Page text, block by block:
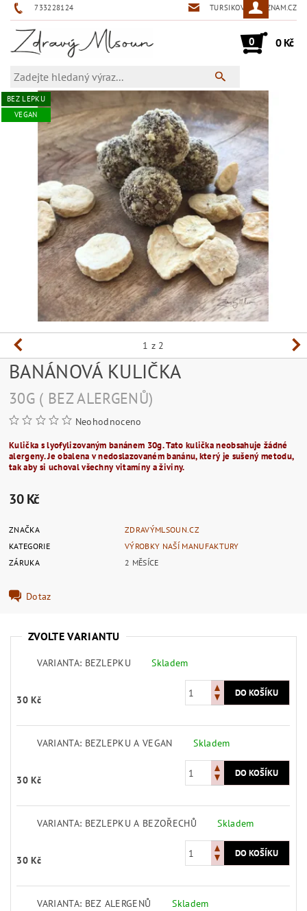
733228124 TURSIKOVA@SEZNAM.CZ
0 0 Kč
BEZ LEPKU
VEGAN
1 z 2
BANÁNOVÁ KULIČKA
30G ( BEZ ALERGENŮ)
Neohodnoceno
Kulička s lyofylizovaným banánem 30g. Tato kulička neobsahuje žádné
alergeny. Je obalena vnedoslazovaném banánu, který je sušený metodu,
tak aby si uchoval všechny vitamíny a živiny.
30 Kč
ZNAČKA
ZDRAVÝMLSOUN.CZ
KATEGORIE
VÝROBKY NAŠÍ MANUFAKTURY
ZÁRUKA
2 MĚSÍCE
Dotaz
ZVOLTE VARIANTU
VARIANTA: BEZLEPKU Skladem
30 Kč
VARIANTA: BEZLEPKU A VEGAN Skladem
30 Kč
VARIANTA: BEZLEPKU A BEZOŘECHŮ Skladem
30 Kč
VARIANTA: BEZ ALERGENŮ Skladem